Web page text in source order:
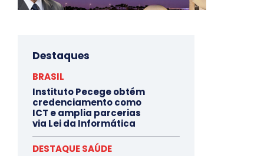
Destaques
BRASIL
Instituto Pecege obtém
credenciamento como
ICT e amplia parcerias
via Lei da Informática
DESTAQUE SAÚDE